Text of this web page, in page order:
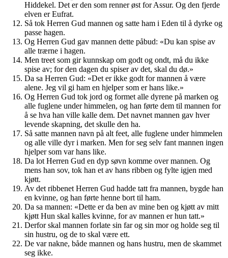
Hiddekel. Det er den som renner øst for Assur. Og den fjerde
elven er Eufrat.
Så tok Herren Gud mannen og satte ham i Eden til å dyrke og
passe hagen.
Og Herren Gud gav mannen dette påbud: «Du kan spise av
alle trærne i hagen.
Men treet som gir kunnskap om godt og ondt, må du ikke
spise av; for den dagen du spiser av det, skal du dø.»
Da sa Herren Gud: «Det er ikke godt for mannen å være
alene. Jeg vil gi ham en hjelper som er hans like.»
Og Herren Gud tok jord og formet alle dyrene på marken og
alle fuglene under himmelen, og han førte dem til mannen for
å se hva han ville kalle dem. Det navnet mannen gav hver
levende skapning, det skulle den ha.
Så satte mannen navn på alt feet, alle fuglene under himmelen
og alle ville dyr i marken. Men for seg selv fant mannen ingen
hjelper som var hans like.
Da lot Herren Gud en dyp søvn komme over mannen. Og
mens han sov, tok han et av hans ribben og fylte igjen med
kjøtt.
Av det ribbenet Herren Gud hadde tatt fra mannen, bygde han
en kvinne, og han førte henne bort til ham.
Da sa mannen: «Dette er da ben av mine ben og kjøtt av mitt
kjøtt Hun skal kalles kvinne, for av mannen er hun tatt.»
Derfor skal mannen forlate sin far og sin mor og holde seg til
sin hustru, og de to skal være ett.
De var nakne, både mannen og hans hustru, men de skammet
seg ikke.